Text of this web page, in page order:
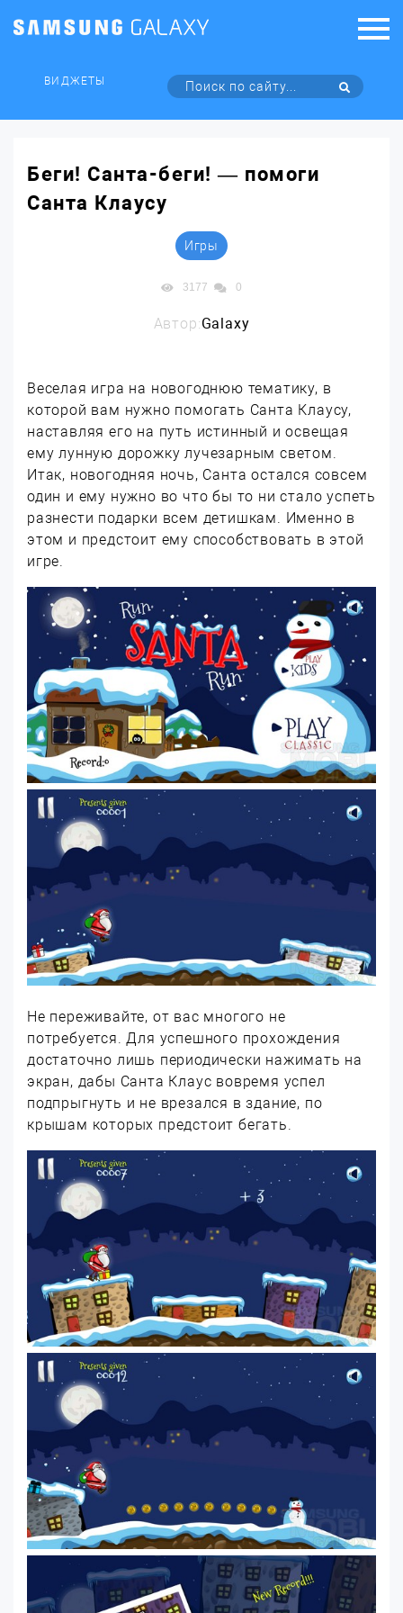
ВИДЖЕТЫ
Беги! Санта-беги! — помоги
Санта Клаусу
Игры
3177 0
Автор:Galaxy
Веселая игра на новогоднюю тематику, в
которой вам нужно помогать Санта Клаусу,
наставляя его на путь истинный и освещая
ему лунную дорожку лучезарным светом.
Итак, новогодняя ночь, Санта остался совсем
один и ему нужно во что бы то ни стало успеть
разнести подарки всем детишкам. Именно в
этом и предстоит ему способствовать в этой
игре.
Не переживайте, от вас многого не
потребуется. Для успешного прохождения
достаточно лишь периодически нажимать на
экран, дабы Санта Клаус вовремя успел
подпрыгнуть и не врезался в здание, по
крышам которых предстоит бегать.